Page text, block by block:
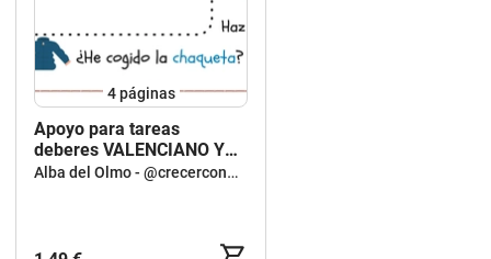
4páginas
Apoyo para tareas
deberes VALENCIANO Y
CASTELLANO
Alba del Olmo - @crecerconAlba